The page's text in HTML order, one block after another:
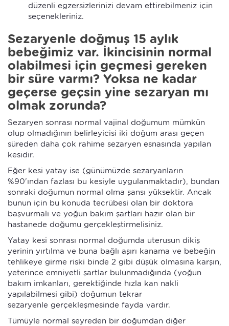
düzenli egzersizlerinizi devam ettirebilmeniz için
seçenekleriniz.
Sezaryenle doğmuş 15 aylık
bebeğimiz var. İkincisinin normal
olabilmesi için geçmesi gereken
bir süre varmı? Yoksa ne kadar
geçerse geçsin yine sezaryan mı
olmak zorunda?
Sezaryen sonrası normal vajinal doğumum mümkün
olup olmadığının belirleyicisi iki doğum arası geçen
süreden daha çok rahime sezaryen esnasında yapılan
kesidir.
Eğer kesi yatay ise (günümüzde sezaryanların
%90'ından fazlası bu kesiyle uygulanmaktadır), bundan
sonraki doğumun normal olma şansı yüksektir. Ancak
bunun için bu konuda tecrübesi olan bir doktora
başvurmalı ve yoğun bakım şartları hazır olan bir
hastanede doğumu gerçekleştirmelisiniz.
Yatay kesi sonrası normal doğumda uterusun dikiş
yerinin yırtılma ve buna bağlı aşırı kanama ve bebeğin
tehlikeye girme riski binde 2 gibi düşük olmasına karşın,
yeterince emniyetli şartlar bulunmadığında (yoğun
bakım imkanları, gerektiğinde hızla kan nakli
yapılabilmesi gibi) doğumun tekrar
sezaryenle gerçekleşmesinde fayda vardır.
Tümüyle normal seyreden bir doğumdan diğer